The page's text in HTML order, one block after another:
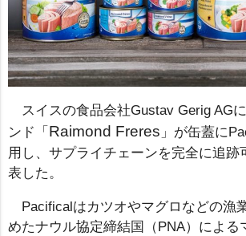
スイスの食品会社Gustav Gerig AG
ンド「 Raimond Freres 」が缶蓋に
用し、サプライチェーンを完全に追跡
表した。
Pacificalはカツオやマグロなどの漁
めたナウル協定締結国（PNA）による